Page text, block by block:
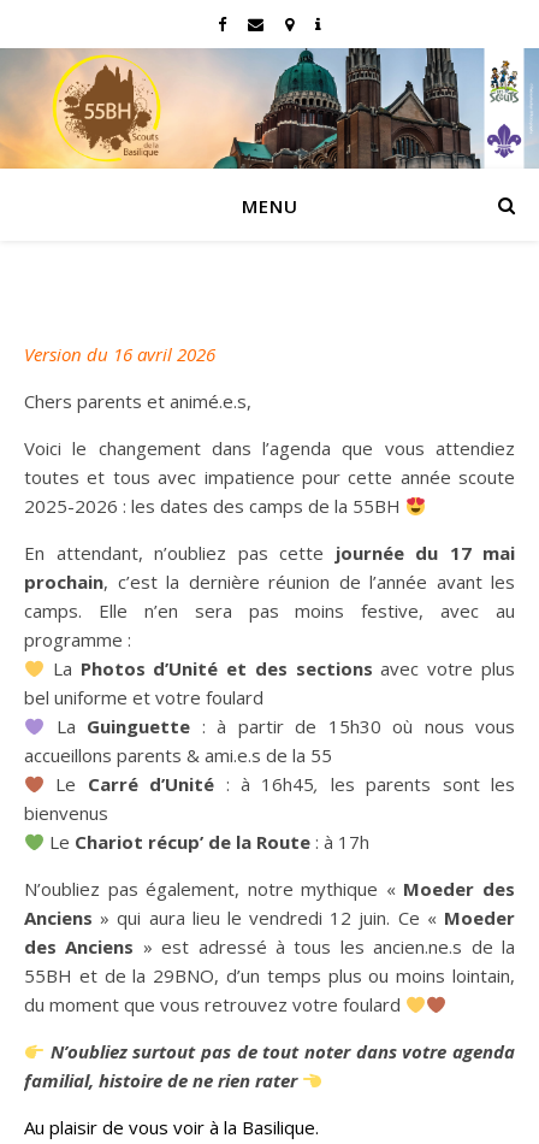
MENU
Version du 16 avril 2026
Chers parents et animé.e.s,
Voici le changement dans l’agenda que vous attendiez
toutes et tous avec impatience pour cette année scoute
2025-2026 : les dates des camps de la 55BH
En attendant, n’oubliez pas cette journée du 17 mai
prochain, c’est la dernière réunion de l’année avant les
camps. Elle n’en sera pas moins festive, avec au
programme :
La Photos d’Unité et des sections avec votre plus
bel uniforme et votre foulard
La Guinguette : à partir de 15h30 où nous vous
accueillons parents & ami.e.s de la 55
Le Carré d’Unité : à 16h45, les parents sont les
bienvenus
Le Chariot récup’ de la Route: à 17h
N’oubliez pas également, notre mythique « Moeder des
Anciens » qui aura lieu le vendredi 12 juin. Ce « Moeder
des Anciens » est adressé à tous les ancien.ne.s de la
55BH et de la 29BNO, d’un temps plus ou moins lointain,
du moment que vous retrouvez votre foulard
N’oubliez surtout pas de tout noter dans votre agenda
familial, histoire de ne rien rater
Au plaisir de vous voir à la Basilique.